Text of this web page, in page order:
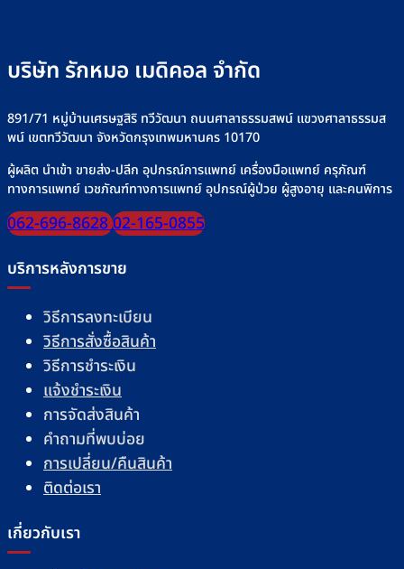
บริษัท รักหมอ เมดิคอล จำกัด
891/71 หมู่บ้านเศรษฐสิริ ทวีวัฒนา ถนนศาลาธรรมสพน์ แขวงศาลาธรรมส
พน์ เขตทวีวัฒนา จังหวัดกรุงเทพมหานคร 10170
ผู้ผลิต นำเข้า ขายส่ง-ปลีก อุปกรณ์การแพทย์ เครื่องมือแพทย์ ครุภัณฑ์
ทางการแพทย์ เวชภัณฑ์ทางการแพทย์ อุปกรณ์ผู้ป่วย ผู้สูงอายุ และคนพิการ
062-696-862802-165-0855
บริการหลังการขาย
วิธีการลงทะเบียน
วิธีการสั่งซื้อสินค้า
วิธีการชำระเงิน
แจ้งชำระเงิน
การจัดส่งสินค้า
คำถามที่พบบ่อย
การเปลี่ยน/คืนสินค้า
ติดต่อเรา
เกี่ยวกับเรา